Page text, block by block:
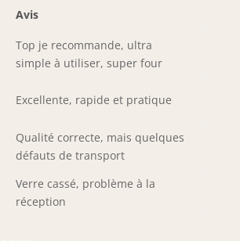
Avis
Top je recommande, ultra
simple à utiliser, super four
Excellente, rapide et pratique
Qualité correcte, mais quelques
défauts de transport
Verre cassé, problème à la
réception